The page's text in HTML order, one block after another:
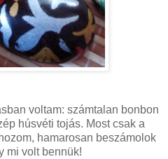
voltam: számtalan bonbon
húsvéti tojás. Most csak a
hamarosan beszámolok
mi volt bennük!